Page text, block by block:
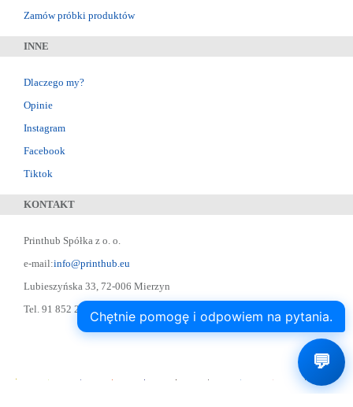
Zamów próbki produktów
INNE
Dlaczego my?
Opinie
Instagram
Facebook
Tiktok
KONTAKT
Printhub Spółka z o. o.
e-mail:info@printhub.eu
Lubieszyńska 33, 72-006 Mierzyn
Tel. 91 852 22 22 ; Skype: designer75
Chętnie pomogę i odpowiem na pytania.
💬